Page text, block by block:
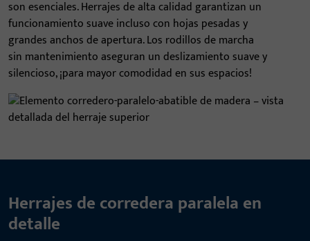
son esenciales. Herrajes de alta calidad garantizan un
funcionamiento suave incluso con hojas pesadas y
grandes anchos de apertura. Los rodillos de marcha
sin mantenimiento aseguran un deslizamiento suave y
silencioso, ¡para mayor comodidad en sus espacios!
Herrajes de corredera paralela en
detalle